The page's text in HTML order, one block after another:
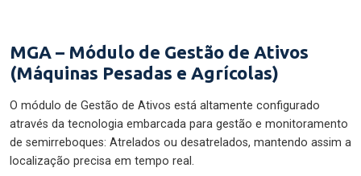
MGA – Módulo de Gestão de Ativos
(Máquinas Pesadas e Agrícolas)
O módulo de Gestão de Ativos está altamente configurado
através da tecnologia embarcada para gestão e monitoramento
de semirreboques: Atrelados ou desatrelados, mantendo assim a
localização precisa em tempo real.